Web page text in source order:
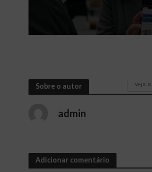
Sobre o autor VEJA
admin
Adicionar comentário